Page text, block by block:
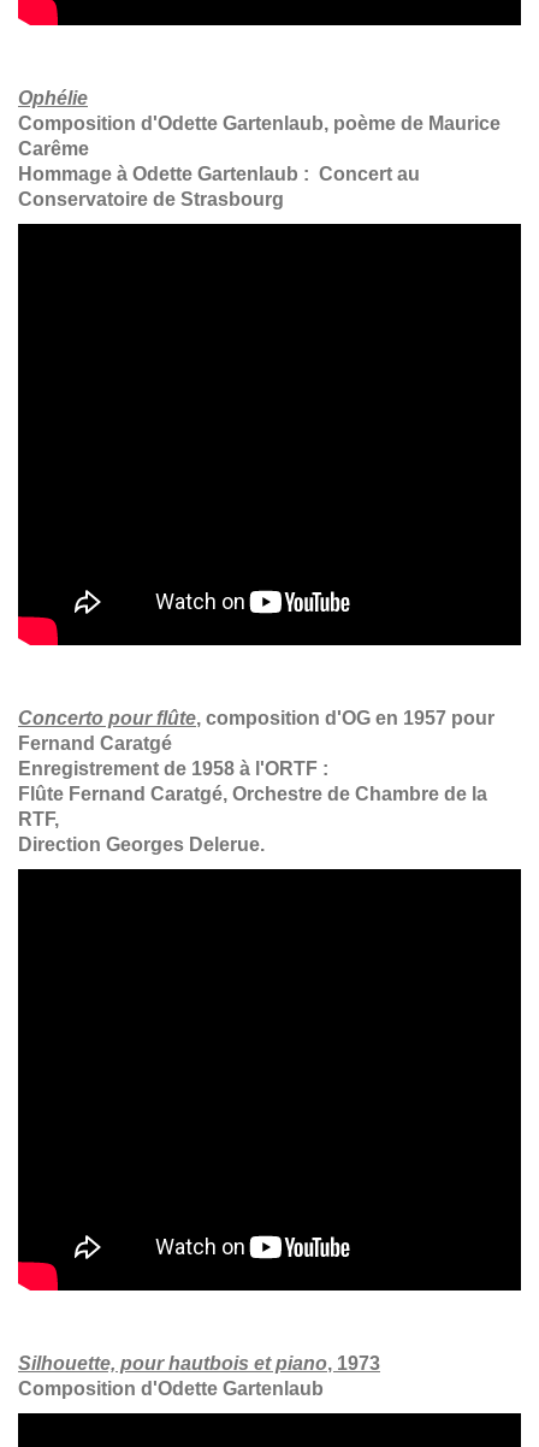
Ophélie
Composition d'Odette Gartenlaub, poème de Maurice
Carême
Hommage à Odette Gartenlaub : Concert au
Conservatoire de Strasbourg
Concerto pour flûte, composition d'OG en 1957 pour
Fernand Caratgé
Enregistrement de 1958 à l'ORTF :
Flûte Fernand Caratgé, Orchestre de Chambre de la
RTF,
Direction Georges Delerue.
Silhouette, pour hautbois et piano, 1973
Composition d'Odette Gartenlaub